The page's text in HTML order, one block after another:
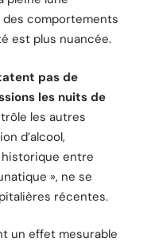
comportements
est plus nuancée.
pas de
les nuits de
les autres
d’alcool,
historique entre
», ne se
récentes.
un effet mesurable